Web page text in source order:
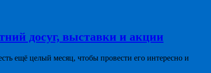
выставки и акции
ещё целый месяц, чтобы провести его интересно и